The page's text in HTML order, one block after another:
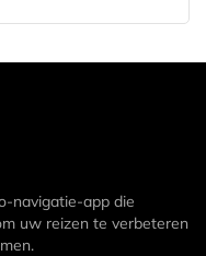
navigatie-app die
uw reizen te verbeteren